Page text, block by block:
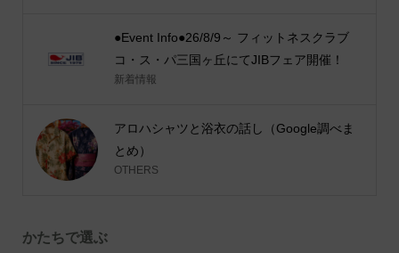
●Event Info●26/8/9～ フィットネスクラブ
コ・ス・パ三国ヶ丘にてJIBフェア開催！
新着情報
アロハシャツと浴衣の話し（Google調べま
とめ）
OTHERS
かたちで選ぶ